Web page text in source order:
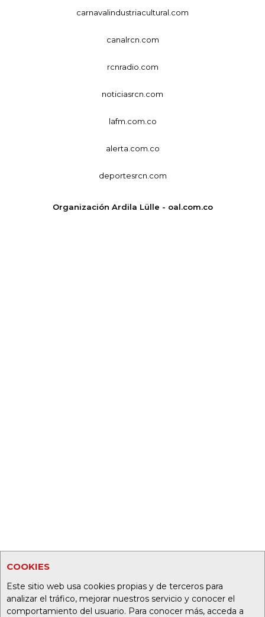
COOKIES
Este sitio web usa cookies propias y de terceros para
analizar el tráfico, mejorar nuestros servicio y conocer el
comportamiento del usuario. Para conocer más, acceda a
carnavalindustriacultural.com
canalrcn.com
rcnradio.com
noticiasrcn.com
lafm.com.co
alerta.com.co
deportesrcn.com
Organización Ardila Lülle - oal.com.co